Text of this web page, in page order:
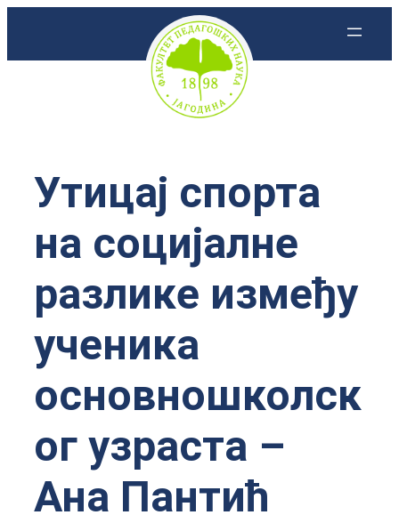
Утицај спорта
на социјалне
разлике између
ученика
основношколск
ог узраста –
Ана Пантић